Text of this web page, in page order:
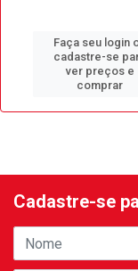
Faça seu login
cadastre-se
ver preços e
comprar
Cadastre-se